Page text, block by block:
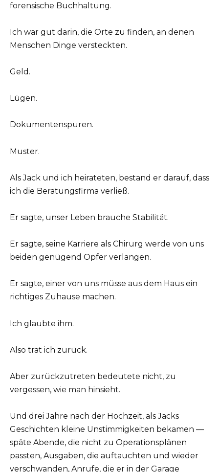
forensische Buchhaltung.
Ich war gut darin, die Orte zu finden, an denen
Menschen Dinge versteckten.
Geld.
Lügen.
Dokumentenspuren.
Muster.
Als Jack und ich heirateten, bestand er darauf, dass
ich die Beratungsfirma verließ.
Er sagte, unser Leben brauche Stabilität.
Er sagte, seine Karriere als Chirurg werde von uns
beiden genügend Opfer verlangen.
Er sagte, einer von uns müsse aus dem Haus ein
richtiges Zuhause machen.
Ich glaubte ihm.
Also trat ich zurück.
Aber zurückzutreten bedeutete nicht, zu
vergessen, wie man hinsieht.
Und drei Jahre nach der Hochzeit, als Jacks
Geschichten kleine Unstimmigkeiten bekamen —
späte Abende, die nicht zu Operationsplänen
passten, Ausgaben, die auftauchten und wieder
verschwanden, Anrufe, die er in der Garage